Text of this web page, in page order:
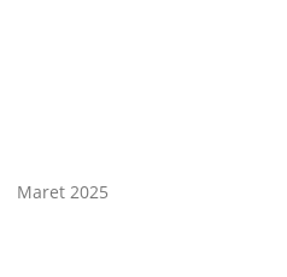
Maret 2025